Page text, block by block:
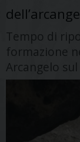
Tempo di
formazione
Arcangelo